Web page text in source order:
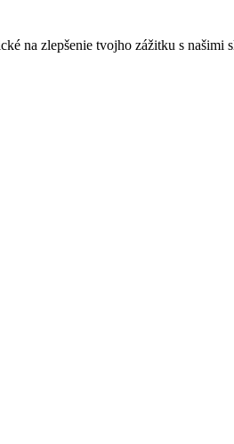
na zlepšenie tvojho zážitku s našimi